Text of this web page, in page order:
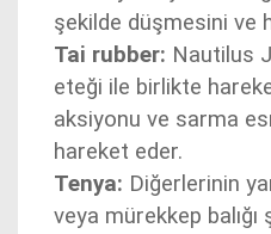
şekilde düşmesini ve
Tai rubber: Nautilus
eteği ile birlikte
aksiyonu ve sarma
hareket eder.
Tenya: Diğerlerinin
veya mürekkep